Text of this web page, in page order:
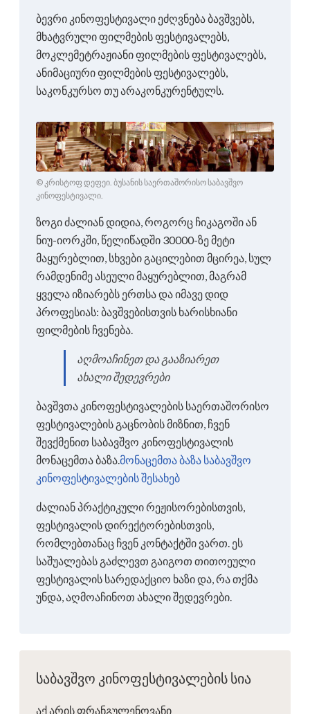
ბევრი კინოფესტივალი ეძღვნება ბავშვებს,
მხატვრული ფილმების ფესტივალებს,
მოკლემეტრაჟიანი ფილმების ფესტივალებს,
ანიმაციური ფილმების ფესტივალებს,
საკონკურსო თუ არაკონკურენტულს.
© კრისტოფ დეფეი. ბუსანის საერთაშორისო საბავშვო
კინოფესტივალი.
ზოგი ძალიან დიდია, როგორც ჩიკაგოში ან
ნიუ-იორკში, წელიწადში 30000-ზე მეტი
მაყურებლით, სხვები გაცილებით მცირეა, სულ
რამდენიმე ასეული მაყურებლით, მაგრამ
ყველა იზიარებს ერთსა და იმავე დიდ
პროფესიას: ბავშვებისთვის ხარისხიანი
ფილმების ჩვენება.
აღმოაჩინეთ და გააზიარეთ
ახალი შედევრები
ბავშვთა კინოფესტივალების საერთაშორისო
ფესტივალების გაცნობის მიზნით, ჩვენ
შევქმენით საბავშვო კინოფესტივალის
მონაცემთა ბაზა.მონაცემთა ბაზა საბავშვო
კინოფესტივალების შესახებ
ძალიან პრაქტიკული რეჟისორებისთვის,
ფესტივალის დირექტორებისთვის,
რომლებთანაც ჩვენ კონტაქტში ვართ. ეს
საშუალებას გაძლევთ გაიგოთ თითოეული
ფესტივალის სარედაქციო ხაზი და, რა თქმა
უნდა, აღმოაჩინოთ ახალი შედევრები.
საბავშვო კინოფესტივალების სია
აქ არის ფრანგულენოვანი